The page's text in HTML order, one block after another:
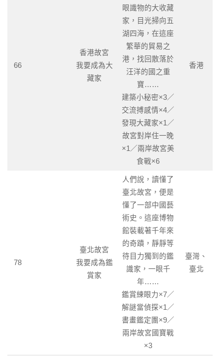
66
香港故宮
我要成為大
藏家
眼識物的大收藏
家，目光掃向五
湖四海，在這座
繁華的貿易之
港，找回散落於
汪洋的國之重
寶……
建築小秘密×3／
交流搏感情×4／
發現大藏家×1／
故宮對岸住一晚
×1／兩岸故宮美
食戰×6
香港
78
臺北故宮
我要成為鑑
賞家
人們說，讀懂了
臺北故宮，便是
懂了一部中國藝
術史。這座博物
館裝載著千年來
的奇蹟，靜靜等
待目力獨到的鑑
識家，一眼千
年……
鑑賞練眼力×7／
解謎當偵探×1／
書畫鑑定團×9／
兩岸故宮國寶戰
×3
臺灣、
臺北